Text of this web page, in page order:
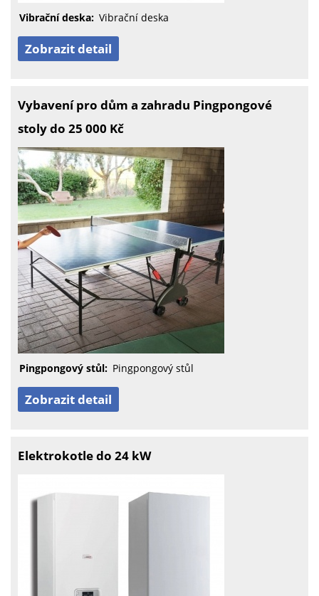
Vibrační deska: Vibrační deska
Zobrazit detail
Vybavení pro dům a zahradu Pingpongové
stoly do 25 000 Kč
Pingpongový stůl: Pingpongový stůl
Zobrazit detail
Elektrokotle do 24 kW